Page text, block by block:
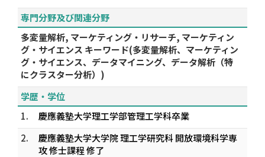
専門分野及び関連分野
多変量解析, マーケティング・リサーチ, マーケティン
グ・サイエンス キーワード(多変量解析、マーケティン
グ・サイエンス、データマイニング、データ解析（特
にクラスター分析）)
学歴・学位
1.
慶應義塾大学理工学部管理工学科卒業
2.
慶應義塾大学大学院 理工学研究科 開放環境科学専
攻 修士課程 修了